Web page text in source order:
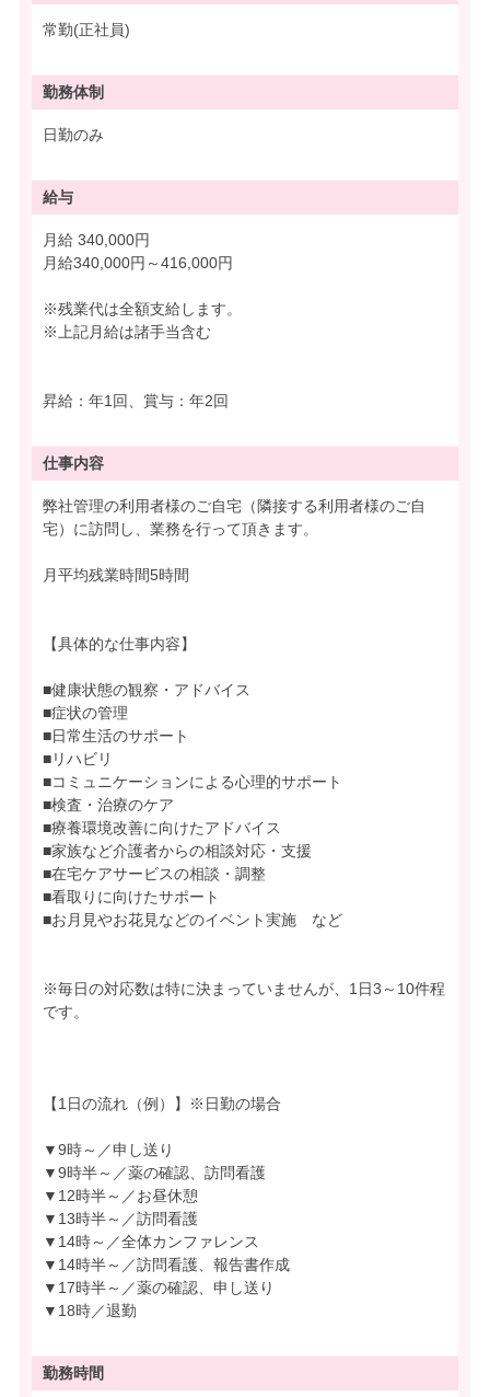
常勤(正社員)
勤務体制
日勤のみ
給与
月給 340,000円
月給340,000円～416,000円
※残業代は全額支給します。
※上記月給は諸手当含む
昇給：年1回、賞与：年2回
仕事内容
弊社管理の利用者様のご自宅（隣接する利用者様のご自
宅）に訪問し、業務を行って頂きます。
月平均残業時間5時間
【具体的な仕事内容】
■健康状態の観察・アドバイス
■症状の管理
■日常生活のサポート
■リハビリ
■コミュニケーションによる心理的サポート
■検査・治療のケア
■療養環境改善に向けたアドバイス
■家族など介護者からの相談対応・支援
■在宅ケアサービスの相談・調整
■看取りに向けたサポート
■お月見やお花見などのイベント実施 など
※毎日の対応数は特に決まっていませんが、1日3～10件程
です。
【1日の流れ（例）】※日勤の場合
▼9時～／申し送り
▼9時半～／薬の確認、訪問看護
▼12時半～／お昼休憩
▼13時半～／訪問看護
▼14時～／全体カンファレンス
▼14時半～／訪問看護、報告書作成
▼17時半～／薬の確認、申し送り
▼18時／退勤
勤務時間